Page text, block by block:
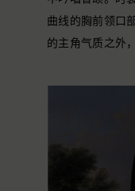
曲线的胸前领口
的主角气质之外